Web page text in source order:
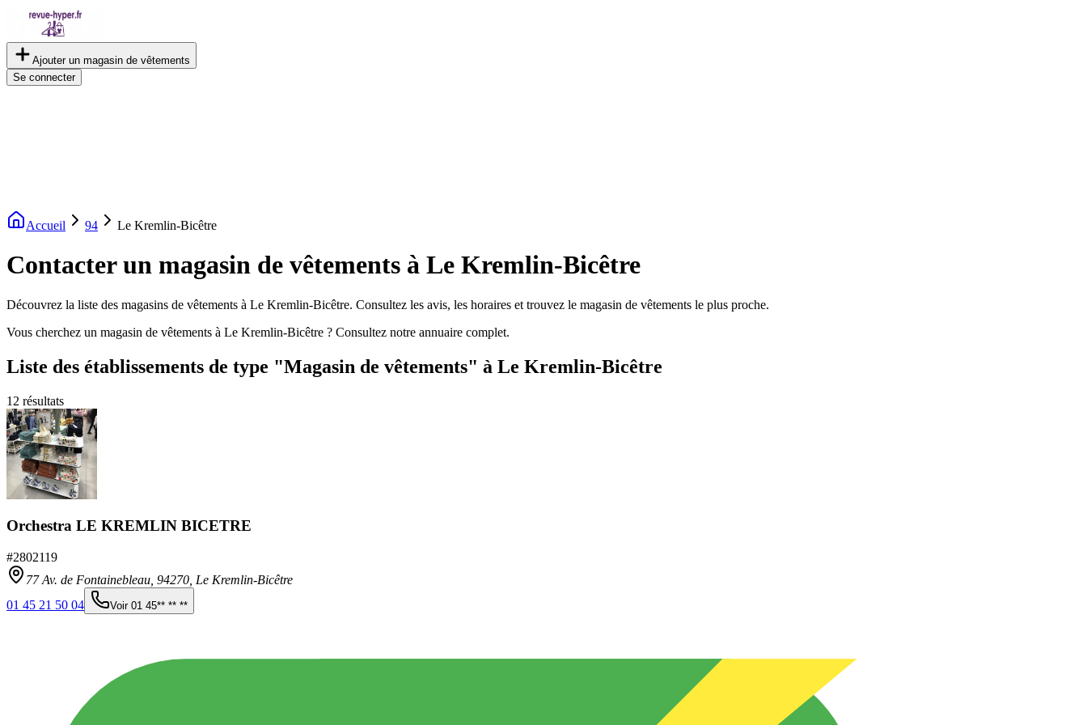
Ajouter un magasin de vêtements
Se connecter
Accueil 94 Le Kremlin-Bicêtre
Contacter un magasin de vêtements à Le Kremlin-Bicêtre
Découvrez la liste des magasins de vêtements à Le Kremlin-Bicêtre. Consultez les avis, les horaires et trouvez le magasin de vêtements le plus proche.
Vous cherchez un magasin de vêtements à Le Kremlin-Bicêtre ? Consultez notre annuaire complet.
Liste des établissements de type "Magasin de vêtements" à Le Kremlin-Bicêtre
12 résultats
Orchestra LE KREMLIN BICETRE
#2802119
77 Av. de Fontainebleau, 94270 Le Kremlin-Bicêtre
01 45 21 50 04
Voir 01 45** ** **